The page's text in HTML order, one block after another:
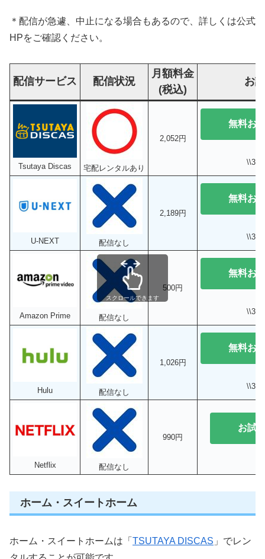
＊配信が急遽、中止になる場合もあるので、詳しくは公式
HPをご確認ください。
配信サービス 配信状況
月額料金
(税込)
お
Tsutaya Discas 宅配レンタルあり
2,052円
無料お
\\30
U-NEXT 配信なし
2,189円
無料お
\\31
Amazon Prime 配信なし
500円
無料お
\\30
Hulu 配信なし
1,026円
無料お
\\31
Netflix 配信なし
990円
お試
スクロールできます
ホーム・スイートホーム
ホーム・スイートホームは「 TSUTAYA DISCAS 」でレン